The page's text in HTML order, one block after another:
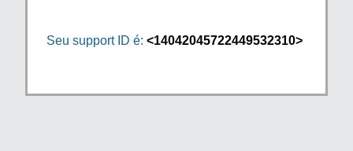
Seu support ID é: <14042045722449532310>